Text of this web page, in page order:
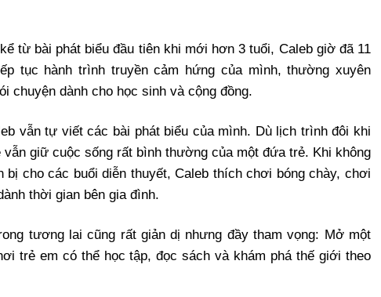
từ bài phát biểu đầu tiên khi mới hơn 3 tuổi, Caleb giờ đã 11
tục hành trình truyền cảm hứng của mình, thường xuyên
chuyện dành cho học sinh và cộng đồng.
vẫn tự viết các bài phát biểu của mình. Dù lịch trình đôi khi
vẫn giữ cuộc sống rất bình thường của một đứa trẻ. Khi không
bị cho các buổi diễn thuyết, Caleb thích chơi bóng chày, chơi
thời gian bên gia đình.
tương lai cũng rất giản dị nhưng đầy tham vọng: Mở một
trẻ em có thể học tập, đọc sách và khám phá thế giới theo